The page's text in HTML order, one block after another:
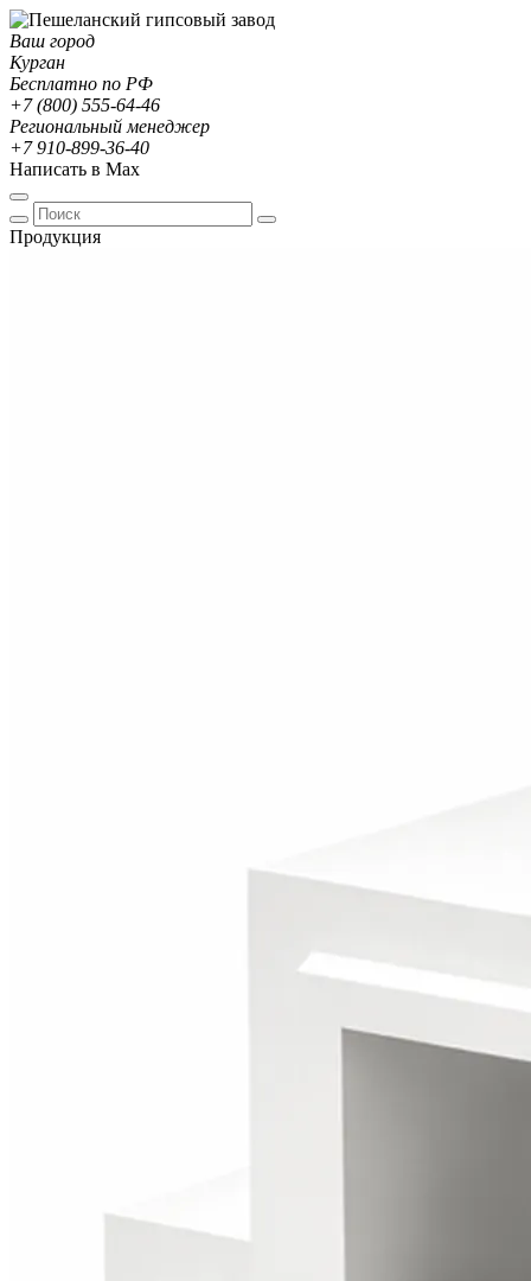
Ваш город
Курган
Бесплатно по РФ
+7 (800) 555-64-46
Региональный менеджер
+7 910-899-36-40
Написать в Max
Продукция